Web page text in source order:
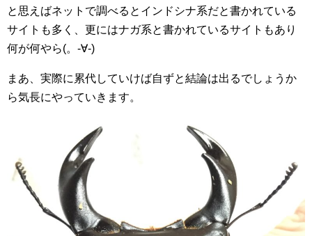
と思えばネットで調べるとインドシナ系だと書かれている
サイトも多く、更にはナガ系と書かれているサイトもあり
何が何やら(。-∀-)
まあ、実際に累代していけば自ずと結論は出るでしょうか
ら気長にやっていきます。